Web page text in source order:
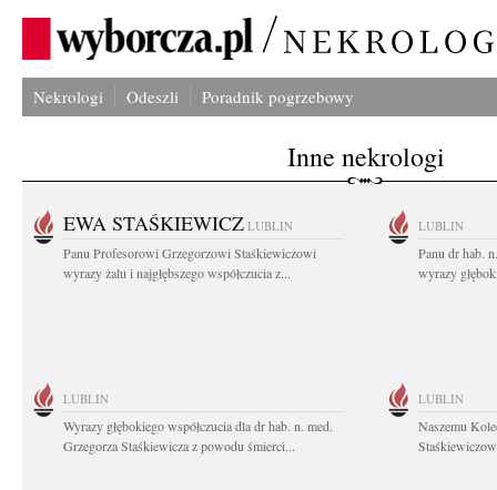
Nekrologi Odeszli Poradnik pogrzebowy
Inne nekrologi
EWA STAŚKIEWICZ LUBLIN
Panu Profesorowi Grzegorzowi Staśkiewiczowi
wyrazy żalu i najgłębszego współczucia z...
LUBLIN
Panu dr hab.
wyrazy
LUBLIN
Wyrazy głębokiego współczucia dla dr hab. n. med.
Grzegorza Staśkiewicza z powodu śmierci...
LUBLIN
Naszemu